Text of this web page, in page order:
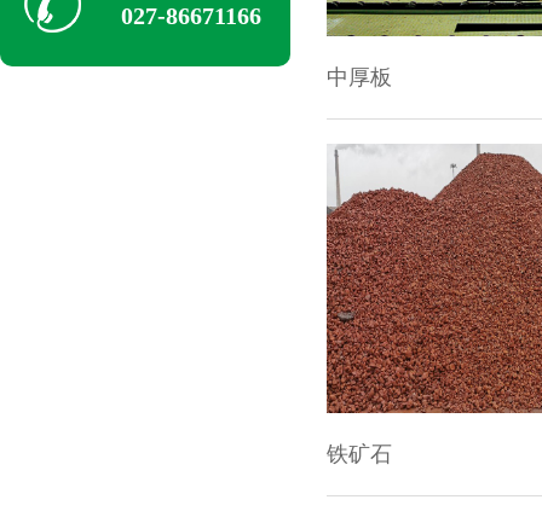
027-86671166
铁矿石